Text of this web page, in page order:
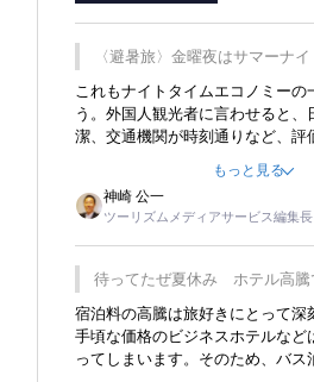
〈避暑旅〉金曜夜はサマーナ
ム、都立6施設で
これもナイトタイムエコノミーの
う。外国人観光者に言わせると、
潔、交通機関が時刻通りなど、評
す。そのような意味で、金曜夜に
トが行われれば、日本人に限らず
楽しみが増えるでしょうね。
もっと見る
神崎 公一
ツーリズムメディアサービス編集長
待ってたぜ夏休み ホテル高騰
気
宿泊料の高騰は旅好きにとって深
手頃な価格のビジネスホテルなど
ってしまいます。そのため、バス